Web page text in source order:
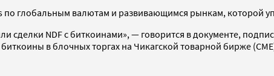
по глобальным валютам и развивающимся рынкам, которой
сделки NDF с биткоинами», — говорится в документе,
в блочных торгах на Чикагской товарной бирже